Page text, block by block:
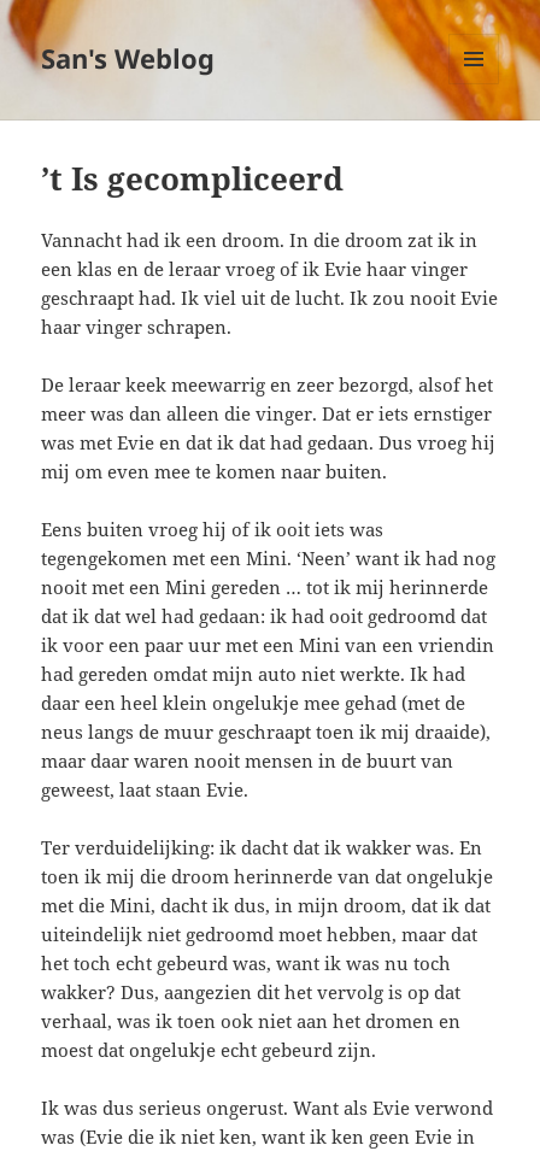
San's Weblog
MENU
EN
’t Is gecompliceerd
Vannacht had ik een droom. In die droom zat ik in
een klas en de leraar vroeg of ik Evie haar vinger
geschraapt had. Ik viel uit de lucht. Ik zou nooit Evie
haar vinger schrapen.
De leraar keek meewarrig en zeer bezorgd, alsof het
meer was dan alleen die vinger. Dat er iets ernstiger
was met Evie en dat ik dat had gedaan. Dus vroeg hij
mij om even mee te komen naar buiten.
Eens buiten vroeg hij of ik ooit iets was
tegengekomen met een Mini. ‘Neen’ want ik had nog
nooit met een Mini gereden … tot ik mij herinnerde
dat ik dat wel had gedaan: ik had ooit gedroomd dat
ik voor een paar uur met een Mini van een vriendin
had gereden omdat mijn auto niet werkte. Ik had
daar een heel klein ongelukje mee gehad (met de
neus langs de muur geschraapt toen ik mij draaide),
maar daar waren nooit mensen in de buurt van
geweest, laat staan Evie.
Ter verduidelijking: ik dacht dat ik wakker was. En
toen ik mij die droom herinnerde van dat ongelukje
met die Mini, dacht ik dus, in mijn droom, dat ik dat
uiteindelijk niet gedroomd moet hebben, maar dat
het toch echt gebeurd was, want ik was nu toch
wakker? Dus, aangezien dit het vervolg is op dat
verhaal, was ik toen ook niet aan het dromen en
moest dat ongelukje echt gebeurd zijn.
Ik was dus serieus ongerust. Want als Evie verwond
was (Evie die ik niet ken, want ik ken geen Evie in